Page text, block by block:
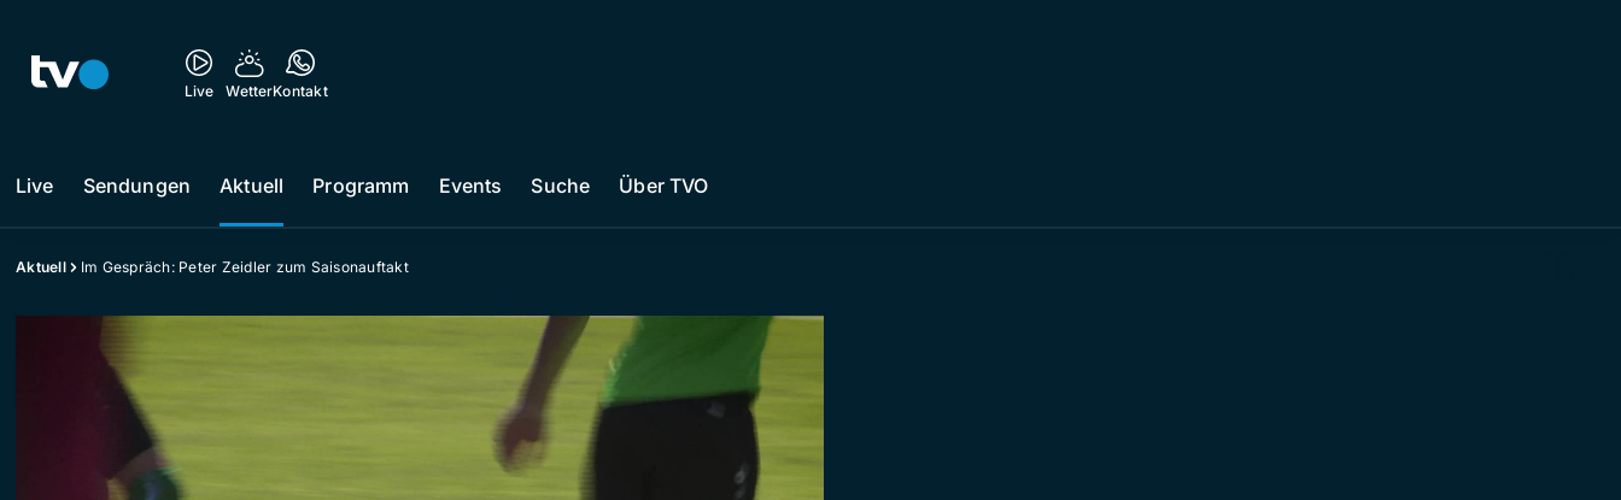
Live WetterKontakt
Live Sendungen Aktuell Programm Events Suche Über TVO
Aktuell Im Gespräch: Peter Zeidler zum Saisonauftakt